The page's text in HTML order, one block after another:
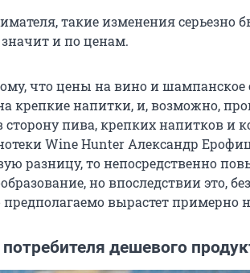
такие изменения серьезно
и по ценам.
что цены на вино и шампанское
напитки, и, возможно,
сторону пива, крепких напитков и
Wine Hunter Александр
разницу, то непосредственно
но впоследствии это,
вырастет примерно
дешевого